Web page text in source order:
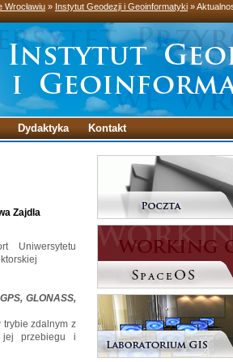
» Instytut Geodezji i Geoinformatyki »
Dydaktyka Kontakt
Zajdla
Uniwersytetu
GLONASS,
trybie zdalnym z
jej przebiegu i